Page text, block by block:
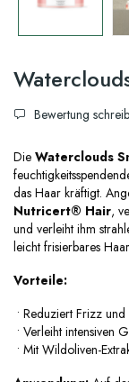
Bewertung
Die Waterclouds
das Haar kräftigt.
Nutricert® Hair,
und verleiht ihm
leicht frisierbares
Vorteile:
• Reduziert Frizz
• Verleiht intensiven
• Mit Wildoliven-